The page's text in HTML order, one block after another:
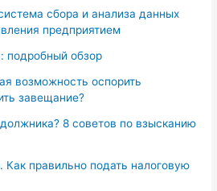
сбора и анализа данных
предприятием
подробный обзор
возможность оспорить
завещание?
8 советов по взысканию
Как правильно подать налоговую